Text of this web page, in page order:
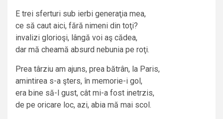
E trei sferturi sub ierbi generaţia mea,
ce să caut aici, fără nimeni din toţi?
invalizi glorioşi, lângă voi aş cădea,
dar mă cheamă absurd nebunia pe roţi.
Prea târziu am ajuns, prea bătrân, la Paris,
amintirea s-a şters, în memorie-i gol,
era bine să-l gust, cât mi-a fost inetrzis,
de pe oricare loc, azi, abia mă mai scol.